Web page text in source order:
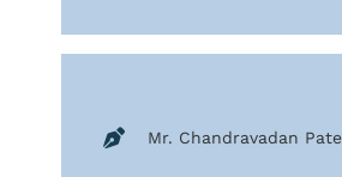
Mr. Chandravadan